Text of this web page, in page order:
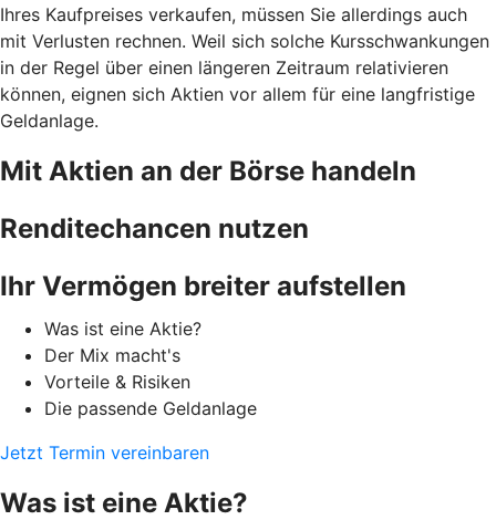
Ihres Kaufpreises verkaufen, müssen Sie allerdings auch
mit Verlusten rechnen. Weil sich solche Kursschwankungen
in der Regel über einen längeren Zeitraum relativieren
können, eignen sich Aktien vor allem für eine langfristige
Geldanlage.
Mit Aktien an der Börse handeln
Renditechancen nutzen
Ihr Vermögen breiter aufstellen
Was ist eine Aktie?
Der Mix macht's
Vorteile & Risiken
Die passende Geldanlage
Jetzt Termin vereinbaren
Was ist eine Aktie?